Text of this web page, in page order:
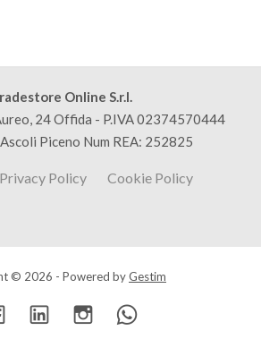
Online S.r.l.
24 Offida - P.IVA 02374570444
Piceno Num REA: 252825
Privacy Policy Cookie Policy
© 2026 - Powered byGestim